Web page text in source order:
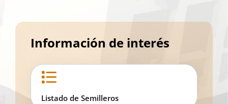
Información de interés
Listado de Semilleros